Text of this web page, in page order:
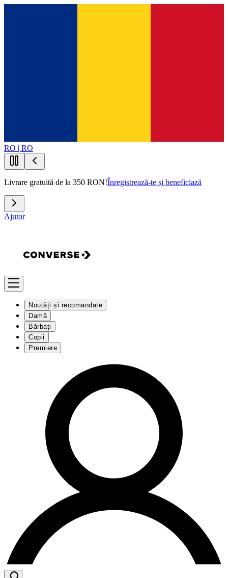
RO | RO
Livrare gratuită de la 350 RON!Înregistrează-te și beneficiază
Ajutor
Noutăți și recomandate
Damă
Bărbați
Copii
Premiere